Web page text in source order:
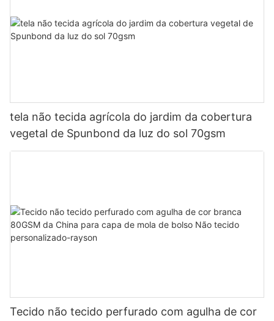
tela não tecida agrícola do jardim da cobertura
vegetal de Spunbond da luz do sol 70gsm
Tecido não tecido perfurado com agulha de cor